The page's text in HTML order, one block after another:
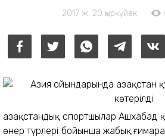
2017 ж. 20 қыркүйек
Қазақстандық спортшылар Ашхабад
өнер түрлері бойынша жабық